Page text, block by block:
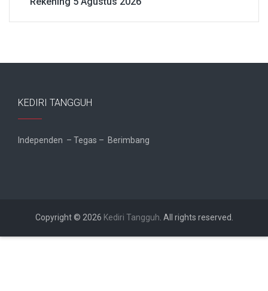
KEDIRI TANGGUH
Independen – Tegas – Berimbang
Copyright © 2026 Kediri Tangguh . All rights reserved.